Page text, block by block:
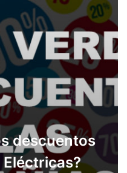
descuentos